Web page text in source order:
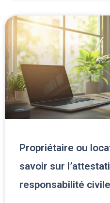
Propriétaire ou
savoir sur
responsabilité civile